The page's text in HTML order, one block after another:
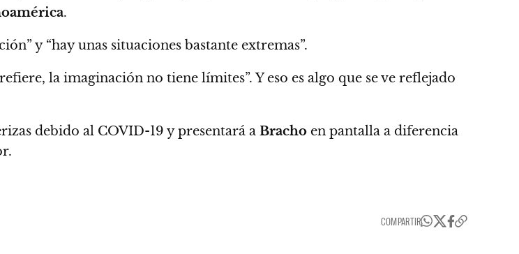
.
y “hay unas situaciones bastante extremas”.
la imaginación no tiene límites”. Y eso es algo que se ve reflejado
debido al COVID-19 ypresentará a Bracho en pantalla a diferencia
COMPARTIR